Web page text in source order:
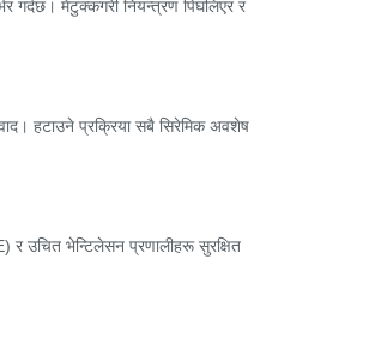
गर्दछ। मेटुक्कगरी नियन्त्रण पिघलिएर र
हटाउने प्रक्रिया सबै सिरेमिक अवशेष
र उचित भेन्टिलेसन प्रणालीहरू सुरक्षित